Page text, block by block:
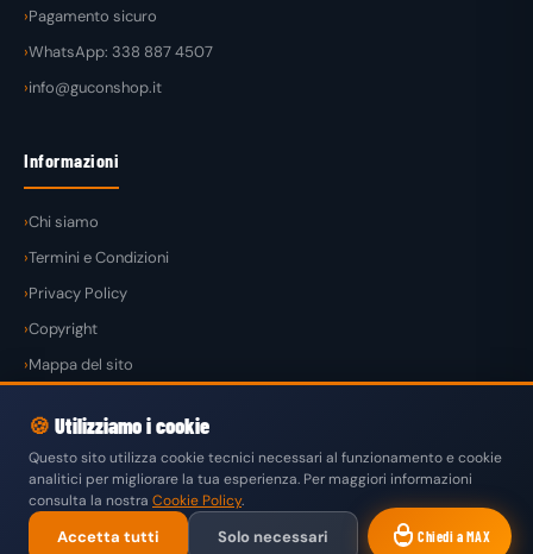
Pagamento sicuro
WhatsApp: 338 887 4507
info@guconshop.it
Informazioni
Chi siamo
Termini e Condizioni
Privacy Policy
Copyright
Mappa del sito
© 2026 GuconShopdi Guglielmo Conte — Tutti i diritti riservati.
VISA MASTERCARD PAYPAL KLARNA SATISPAY
BONIFICO Chiedi a MAX
🍪 Utilizziamo i cookie
Questo sito utilizza cookie tecnici necessari al funzionamento e cookie
analitici per migliorare la tua esperienza. Per maggiori informazioni
consulta la nostra Cookie Policy.
Accetta tutti Solo necessari